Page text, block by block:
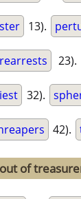
13).
rearrests 23).
32).
42).
of